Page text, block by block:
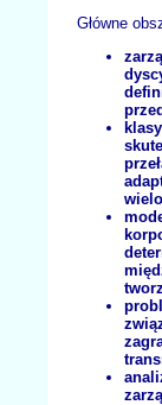
Główne